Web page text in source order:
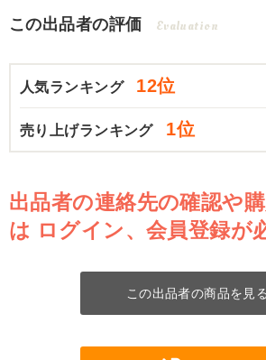
この出品者の評価 Evaluation
人気ランキング 12位
売り上げランキング 1位
出品者の連絡先の確認や
は ログイン、会員登録が
この出品者の商品を見る